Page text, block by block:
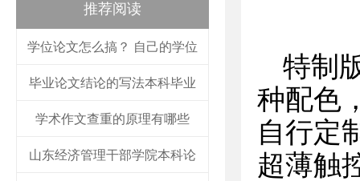
推荐阅读
学位论文怎么搞？ 自己的学位
毕业论文结论的写法本科毕业
学术作文查重的原理有哪些
山东经济管理干部学院本科论
特制
种配色
自行定
超薄触